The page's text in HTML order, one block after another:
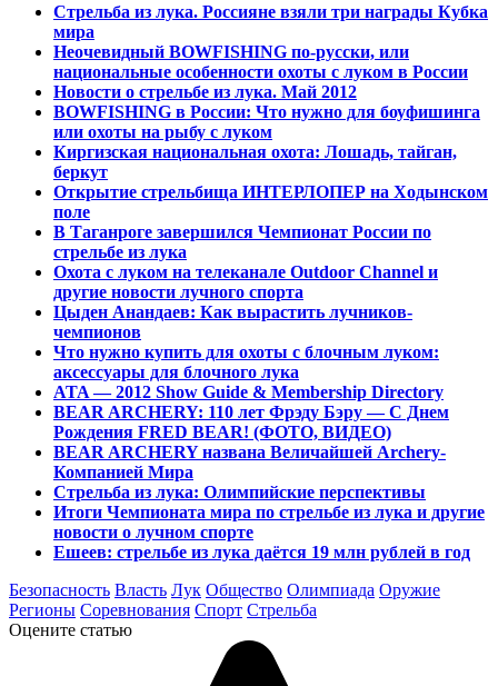
Стрельба из лука. Россияне взяли три награды Кубка
мира
Неочевидный BOWFISHING по-русски, или
национальные особенности охоты с луком в России
Новости о стрельбе из лука. Май 2012
BOWFISHING в России: Что нужно для боуфишинга
или охоты на рыбу с луком
Киргизская национальная охота: Лошадь, тайган,
беркут
Открытие стрельбища ИНТЕРЛОПЕР на Ходынском
поле
В Таганроге завершился Чемпионат России по
стрельбе из лука
Охота с луком на телеканале Outdoor Channel и
другие новости лучного спорта
Цыден Анандаев: Как вырастить лучников-
чемпионов
Что нужно купить для охоты с блочным луком:
аксессуары для блочного лука
ATA — 2012 Show Guide & Membership Directory
BEAR ARCHERY: 110 лет Фрэду Бэру — С Днем
Рождения FRED BEAR! (ФОТО, ВИДЕО)
BEAR ARCHERY названа Величайшей Archery-
Компанией Мира
Стрельба из лука: Олимпийские перспективы
Итоги Чемпионата мира по стрельбе из лука и другие
новости о лучном спорте
Ешеев: стрельбе из лука даётся 19 млн рублей в год
Безопасность Власть Лук Общество Олимпиада Оружие
Регионы Соревнования Спорт Стрельба
Оцените статью